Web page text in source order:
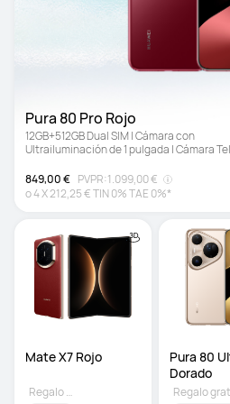
Pura 80 Pro Rojo
12GB+512GB Dual SIM | Cámara con
Ultrailuminación de 1 pulgada | Cámara
849,00 € PVPR:1.099,00 €
o4X212,25 €TIN 0% TAE 0%*
Mate X7 Rojo
Regalo gratuito
Pura 80
Regalo